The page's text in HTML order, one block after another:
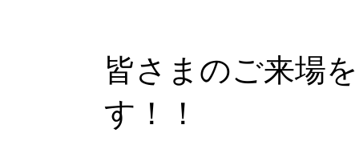
皆さまのご来場
す！！